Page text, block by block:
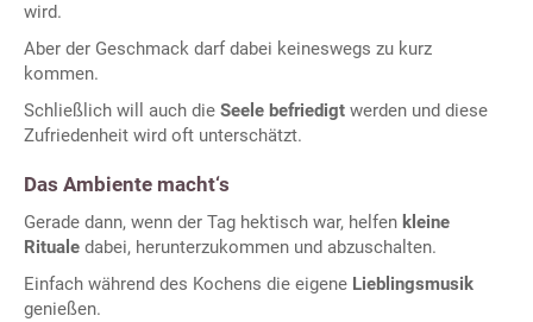
wird.
Aber der Geschmack darf dabei keineswegs zu kurz
kommen.
Schließlich will auch die Seele befriedigt werden und diese
Zufriedenheit wird oft unterschätzt.
Das Ambiente macht‘s
Gerade dann, wenn der Tag hektisch war, helfen kleine
Rituale dabei, herunterzukommen und abzuschalten.
Einfach während des Kochens die eigene Lieblingsmusik
genießen.